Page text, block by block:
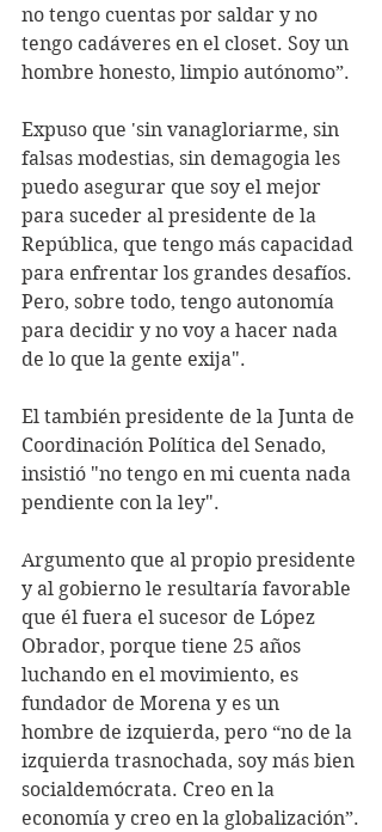
no tengo cuentas por saldar y no
tengo cadáveres en el closet. Soy un
hombre honesto, limpio autónomo”.
Expuso que 'sin vanagloriarme, sin
falsas modestias, sin demagogia les
puedo asegurar que soy el mejor
para suceder al presidente de la
República, que tengo más capacidad
para enfrentar los grandes desafíos.
Pero, sobre todo, tengo autonomía
para decidir y no voy a hacer nada
de lo que la gente exija".
El también presidente de la Junta de
Coordinación Política del Senado,
insistió "no tengo en mi cuenta nada
pendiente con la ley".
Argumento que al propio presidente
y al gobierno le resultaría favorable
que él fuera el sucesor de López
Obrador, porque tiene 25 años
luchando en el movimiento, es
fundador de Morena y es un
hombre de izquierda, pero “no de la
izquierda trasnochada, soy más bien
socialdemócrata. Creo en la
economía y creo en la globalización”.